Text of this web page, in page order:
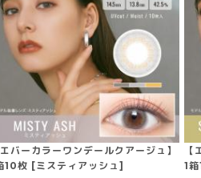
バーカラーワンデールクアージュ】
10枚 [ミスティアッシュ]
1